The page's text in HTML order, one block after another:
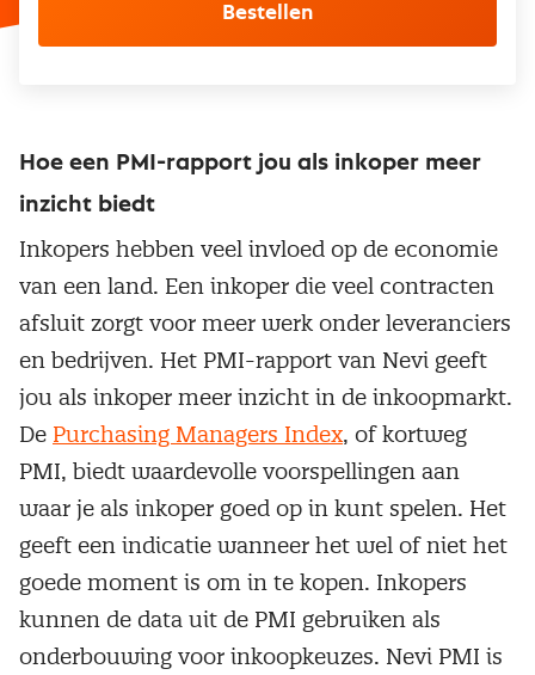
Bestellen
Hoe een PMI-rapport jou als inkoper meer
inzicht biedt
Inkopers hebben veel invloed op de economie
van een land. Een inkoper die veel contracten
afsluit zorgt voor meer werk onder leveranciers
en bedrijven. Het PMI-rapport van Nevi geeft
jou als inkoper meer inzicht in de inkoopmarkt.
De Purchasing Managers Index, of kortweg
PMI, biedt waardevolle voorspellingen aan
waar je als inkoper goed op in kunt spelen. Het
geeft een indicatie wanneer het wel of niet het
goede moment is om in te kopen. Inkopers
kunnen de data uit de PMI gebruiken als
onderbouwing voor inkoopkeuzes. Nevi PMI is